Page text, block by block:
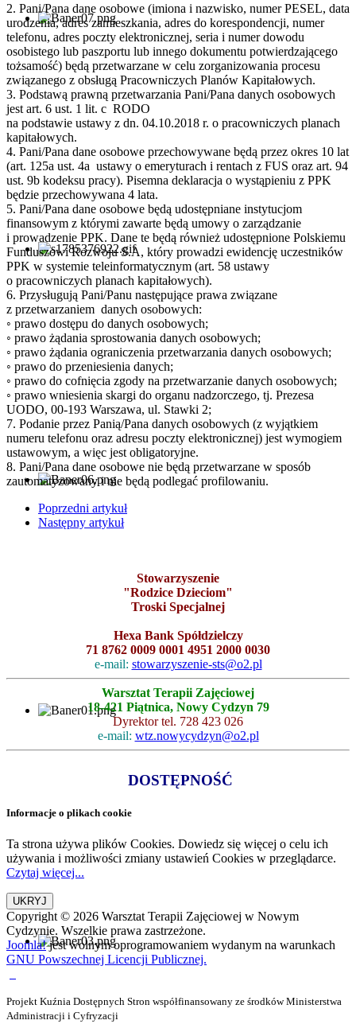
2. Pani/Pana dane osobowe (imiona i nazwisko, numer PESEL, data
urodzenia, adres zamieszkania, adres do korespondencji, numer
telefonu, adres poczty elektronicznej, seria i numer dowodu
osobistego lub paszportu lub innego dokumentu potwierdzającego
tożsamość) będą przetwarzane w celu zorganizowania procesu
związanego z obsługą Pracowniczych Planów Kapitałowych.
3. Podstawą prawną przetwarzania Pani/Pana danych osobowych
jest art. 6 ust. 1 lit. c RODO
na podstawie ustawy z dn. 04.10.2018 r. o pracowniczych planach
kapitałowych.
4. Pani/Pana dane osobowe przechowywane będą przez okres 10 lat
(art. 125a ust. 4a ustawy o emeryturach i rentach z FUS oraz art. 94
ust. 9b kodeksu pracy). Pisemna deklaracja o wystąpieniu z PPK
będzie przechowywana 4 lata.
5. Pani/Pana dane osobowe będą udostępniane instytucjom
finansowym z którymi zawarte będą umowy o zarządzanie
i prowadzenie PPK. Dane te będą również udostępnione Polskiemu
Funduszowi Rozwoju S.A, który prowadzi ewidencję uczestników
PPK w systemie teleinformatycznym (art. 58 ustawy
o pracowniczych planach kapitałowych).
6. Przysługują Pani/Panu następujące prawa związane
z przetwarzaniem danych osobowych:
◦ prawo dostępu do danych osobowych;
◦ prawo żądania sprostowania danych osobowych;
◦ prawo żądania ograniczenia przetwarzania danych osobowych;
◦ prawo do przeniesienia danych;
◦ prawo do cofnięcia zgody na przetwarzanie danych osobowych;
◦ prawo wniesienia skargi do organu nadzorczego, tj. Prezesa
UODO, 00-193 Warszawa, ul. Stawki 2;
7. Podanie przez Panią/Pana danych osobowych (z wyjątkiem
numeru telefonu oraz adresu poczty elektronicznej) jest wymogiem
ustawowym, a więc jest obligatoryjne.
8. Pani/Pana dane osobowe nie będą przetwarzane w sposób
zautomatyzowany i nie będą podlegać profilowaniu.
Poprzedni artykuł
Następny artykuł
Stowarzyszenie
"Rodzice Dzieciom"
Troski Specjalnej
Hexa Bank Spółdzielczy
71 8762 0009 0001 4951 2000 0030
e-mail: stowarzyszenie-sts@o2.pl
Warsztat Terapii Zajęciowej
18-421 Piątnica, Nowy Cydzyn 79
Dyrektor tel. 728 423 026
e-mail: wtz.nowycydzyn@o2.pl
DOSTĘPNOŚĆ
Informacje o plikach cookie
Ta strona używa plików Cookies. Dowiedz się więcej o celu ich
używania i możliwości zmiany ustawień Cookies w przeglądarce.
Czytaj więcej...
Copyright © 2026 Warsztat Terapii Zajęciowej w Nowym
Cydzynie. Wszelkie prawa zastrzeżone.
Joomla!jest wolnym oprogramowaniem wydanym na warunkach
GNU Powszechnej Licencji Publicznej.
Projekt Kuźnia Dostępnych Stron współfinansowany ze środków Ministerstwa
Administracji i Cyfryzacji